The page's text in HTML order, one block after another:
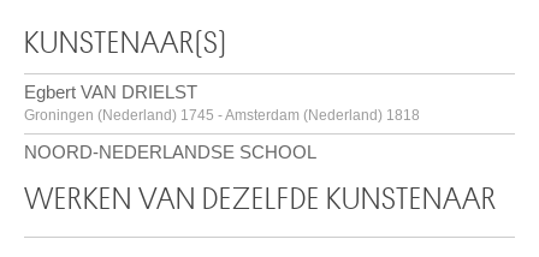
KUNSTENAAR(S)
Egbert VAN DRIELST
Groningen (Nederland) 1745 - Amsterdam (Nederland) 1818
NOORD-NEDERLANDSE SCHOOL
WERKEN VAN DEZELFDE KUNSTENAAR